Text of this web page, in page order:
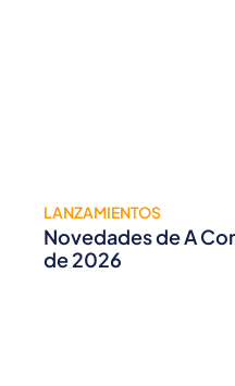
LANZAMIENTOS
Novedades de A
de 2026